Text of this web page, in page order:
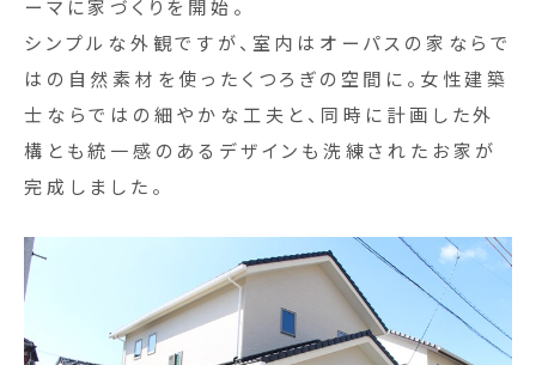
ーマに家づくりを開始。
シンプルな外観ですが、室内はオーパスの家ならで
はの自然素材を使ったくつろぎの空間に。女性建築
士ならではの細やかな工夫と、同時に計画した外
構とも統一感のあるデザインも洗練されたお家が
完成しました。